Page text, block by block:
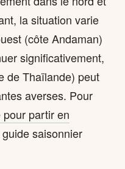
la situation varie
(côte Andaman)
significativement,
de Thaïlande) peut
averses. Pour
partir en
saisonnier